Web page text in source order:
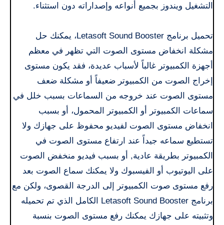
التشغيل ويندوز بجميع أنواعه وإصداراته دون استثناء.
تحميل برنامج Letasoft Sound Booster، يمكنك حل
مشكلة انخفاض مستوى الصوت التي تظهر في معظم
أجهزة الكمبيوتر غالباً لأسباب عديدة، فقد يكون مستوى
إخراج الصوت من الكمبيوتر ضعيفاً أو مشكلة ضعف
مستوى الصوت عند خروجه من السماعات بسبب خلل في
سماعات الكمبيوتر أو الكمبيوتر المحمول، أو بسبب
انخفاض مستوى الصوت لفيديو محفوظ على جهازك ولا
تستطيع سماعه جيداً عند ارتفاع مستوى الصوت في
الكمبيوتر بطريقة عادية, أو بسبب فيديو منخفض الصوت
على اليوتيوب أو الفيسبوك ولا يمكنك سماع الصوت بعد
رفع مستوى صوت الكمبيوتر إلى الدرجة القصوى، ولكن مع
برنامج Letasoft Sound Booster الكامل الذي تم تحميله
وتثبيته على جهازك يمكنك رفع مستوى الصوت بنسبة